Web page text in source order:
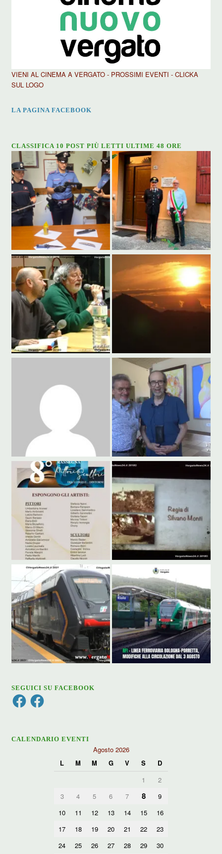
VIENI AL CINEMA A VERGATO - PROSSIMI EVENTI - CLICKA
SUL LOGO
LA PAGINA FACEBOOK
CLASSIFICA 10 POST PIÙ LETTI ULTIME 48 ORE
SEGUICI SU FACEBOOK
FacebookFacebook
CALENDARIO EVENTI
Agosto 2026
L
M M G V S
D
1
2
3
4 5 6 7 8
9
10
11 12 13 14 15
16
17
18 19 20 21 22
23
24
25 26 27 28 29
30